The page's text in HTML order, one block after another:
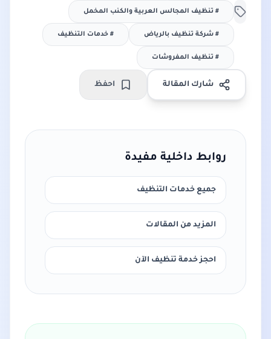
# تنظيف المجالس العربية والكنب المخمل
# شركة تنظيف بالرياض # خدمات التنظيف
# تنظيف المفروشات
شارك المقالة احفظ
روابط داخلية مفيدة
جميع خدمات التنظيف
المزيد من المقالات
احجز خدمة تنظيف الآن